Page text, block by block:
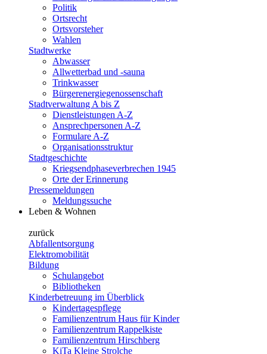
Politik
Ortsrecht
Ortsvorsteher
Wahlen
Stadtwerke
Abwasser
Allwetterbad und -sauna
Trinkwasser
Bürgerenergiegenossenschaft
Stadtverwaltung A bis Z
Dienstleistungen A-Z
Ansprechpersonen A-Z
Formulare A-Z
Organisationsstruktur
Stadtgeschichte
Kriegsendphaseverbrechen 1945
Orte der Erinnerung
Pressemeldungen
Meldungssuche
Leben & Wohnen
zurück
Abfallentsorgung
Elektromobilität
Bildung
Schulangebot
Bibliotheken
Kinderbetreuung im Überblick
Kindertagespflege
Familienzentrum Haus für Kinder
Familienzentrum Rappelkiste
Familienzentrum Hirschberg
KiTa Kleine Strolche